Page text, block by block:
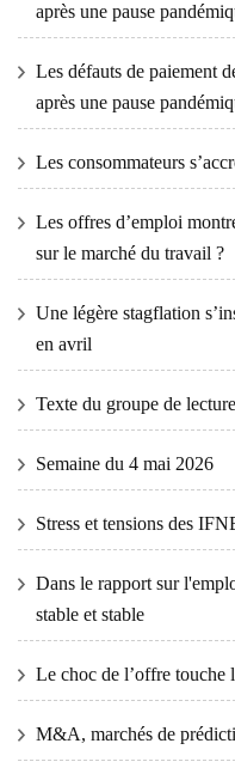
après une pause
Les défauts de paiement
après une pause
Les consommateurs
Les offres d’emploi
sur le marché du travail ?
Une légère stagflation
en avril
Texte du groupe de
Semaine du 4 mai 2026
Stress et tensions des
Dans le rapport sur
stable et stable
Le choc de l’offre touche
M&A, marchés de